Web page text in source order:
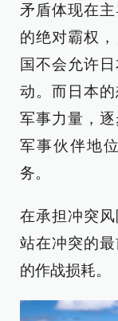
矛盾体现在
的绝对霸权
国不会允许
动。而日本
军事力量，
军事伙伴地
务。
在承担冲突
站在冲突的
的作战损耗。